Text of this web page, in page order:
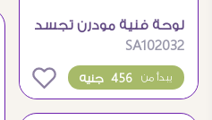
لوحة فنية مودرن تجسد
زهور الهندباء البسيطة
SA102032
456 جنيه يبدأ من